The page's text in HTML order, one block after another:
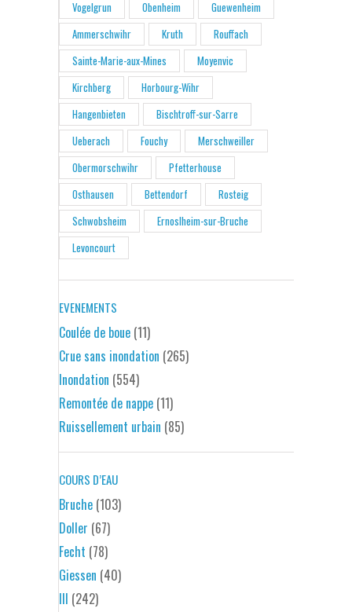
Vogelgrun Obenheim
Guewenheim
Ammerschwihr
Kruth
Rouffach
Sainte-Marie-aux-Mines
Moyenvic
Kirchberg
Horbourg-Wihr
Hangenbieten
Bischtroff-sur-Sarre
Ueberach
Fouchy
Merschweiller
Obermorschwihr
Pfetterhouse
Osthausen
Bettendorf
Rosteig
Schwobsheim
Ernoslheim-sur-Bruche
Levoncourt
EVENEMENTS
Coulée de boue (11)
Crue sans inondation (265)
Inondation (554)
Remontée de nappe (11)
Ruissellement urbain (85)
COURS D’EAU
Bruche (103)
Doller (67)
Fecht (78)
Giessen (40)
Ill (242)